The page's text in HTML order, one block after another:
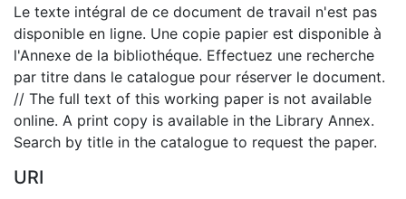
Le texte intégral de ce document de travail n'est pas
disponible en ligne. Une copie papier est disponible à
l'Annexe de la bibliothéque. Effectuez une recherche
par titre dans le catalogue pour réserver le document.
// The full text of this working paper is not available
online. A print copy is available in the Library Annex.
Search by title in the catalogue to request the paper.
URI